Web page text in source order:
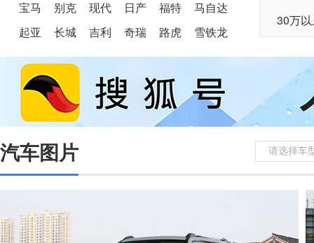
宝马
别克 现代 日产 福特
马自达
起亚
长城 吉利 奇瑞 路虎 雪铁龙
30万
汽车图片 请选择车